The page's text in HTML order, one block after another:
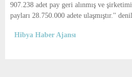
N
U
907.238 adet pay geri alınmış ve
payları 28.750.000 adete ulaşmıştır.''
Hibya Haber Ajansı